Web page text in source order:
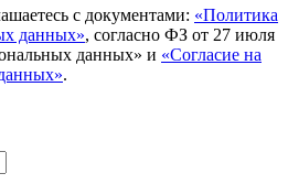
с документами: «Политика
данных», согласно ФЗ от 27 июля
данных» и «Согласие на
.